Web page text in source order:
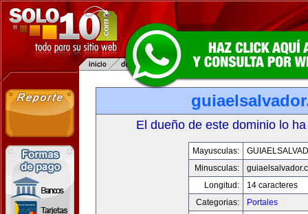
El dueño de este dominio lo
Mayusculas:
Minusculas:
Longitud:
14 caracteres
Categorias:
Portales